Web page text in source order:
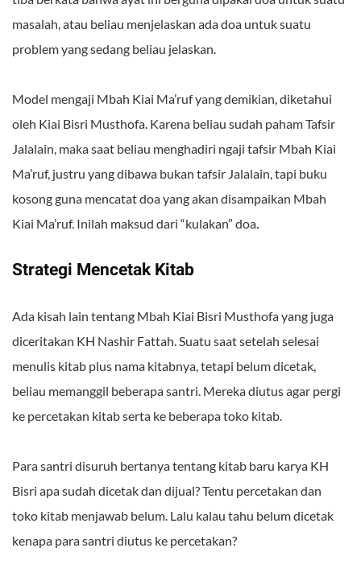
masalah, atau beliau menjelaskan ada doa untuk suatu
problem yang sedang beliau jelaskan.
Model mengaji Mbah Kiai Ma’ruf yang demikian, diketahui
oleh Kiai Bisri Musthofa. Karena beliau sudah paham Tafsir
Jalalain, maka saat beliau menghadiri ngaji tafsir Mbah Kiai
Ma’ruf, justru yang dibawa bukan tafsir Jalalain, tapi buku
kosong guna mencatat doa yang akan disampaikan Mbah
Kiai Ma’ruf. Inilah maksud dari “kulakan” doa.
Strategi Mencetak Kitab
Ada kisah lain tentang Mbah Kiai Bisri Musthofa yang juga
diceritakan KH Nashir Fattah. Suatu saat setelah selesai
menulis kitab plus nama kitabnya, tetapi belum dicetak,
beliau memanggil beberapa santri. Mereka diutus agar pergi
ke percetakan kitab serta ke beberapa toko kitab.
Para santri disuruh bertanya tentang kitab baru karya KH
Bisri apa sudah dicetak dan dijual? Tentu percetakan dan
toko kitab menjawab belum. Lalu kalau tahu belum dicetak
kenapa para santri diutus ke percetakan?